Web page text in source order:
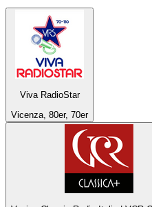
Viva RadioStar
Vicenza, 80er, 70er